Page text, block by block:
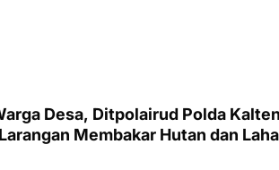
Desa, Ditpolairud Polda
Membakar Hutan dan